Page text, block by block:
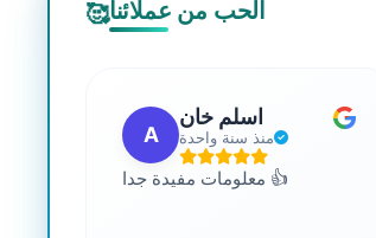
🥰الحب من عملائنا
A
اسلم خان
منذ سنة واحدة
معلومات مفيدة جدا 👍